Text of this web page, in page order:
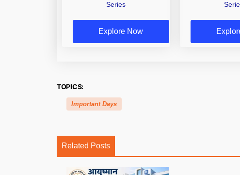
Series
Explore Now
TOPICS:
Important Days
Related Posts